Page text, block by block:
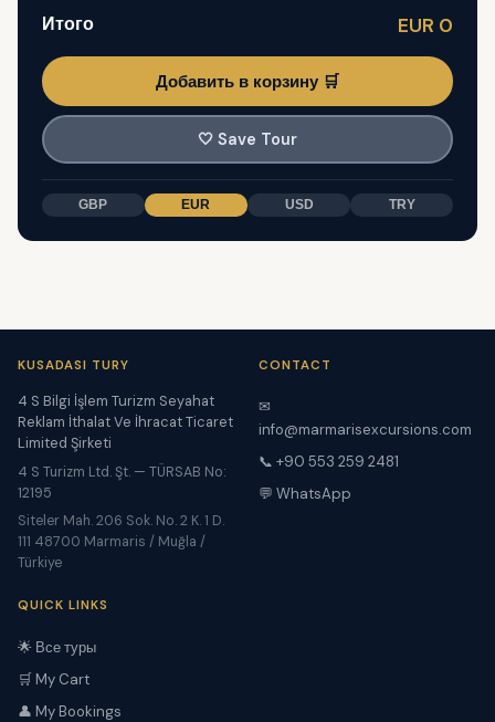
Итого EUR 0
Добавить в корзину 🛒
🤍 Save Tour
GBP EUR USD TRY
KUSADASI TURY
4 S Bilgi İşlem Turizm Seyahat
Reklam İthalat Ve İhracat Ticaret
Limited Şirketi
4 S Turizm Ltd. Şt. — TÜRSAB No:
12195
Siteler Mah. 206 Sok. No. 2 K. 1 D.
111 48700 Marmaris / Muğla /
Türkiye
CONTACT
✉
info@marmarisexcursions.com
📞 +90 553 259 2481
💬 WhatsApp
QUICK LINKS
🌟 Все туры
🛒 My Cart
👤 My Bookings